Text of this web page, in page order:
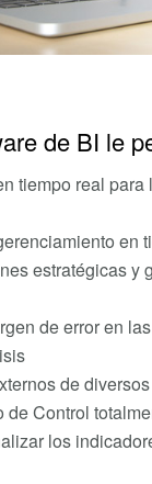
de BI le
tiempo real para
en
estratégicas y
de error en
de
de Control
los